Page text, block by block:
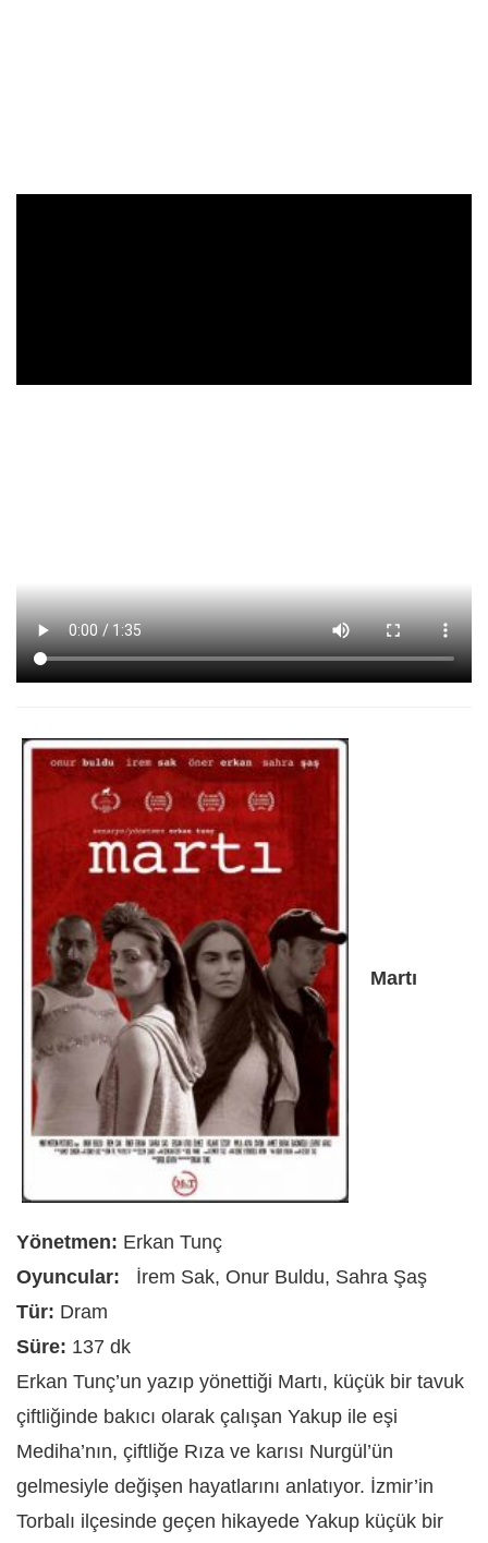
Martı
Yönetmen: Erkan Tunç
Oyuncular:
İrem Sak, Onur Buldu, Sahra Şaş
Tür: Dram
Süre: 137 dk
Erkan Tunç’un yazıp yönettiği Martı, küçük bir tavuk
çiftliğinde bakıcı olarak çalışan Yakup ile eşi
Mediha’nın, çiftliğe Rıza ve karısı Nurgül’ün
gelmesiyle değişen hayatlarını anlatıyor. İzmir’in
Torbalı ilçesinde geçen hikayede Yakup küçük bir